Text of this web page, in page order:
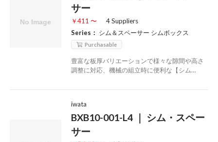
サー
￥411 〜
4 Suppliers
Series： シム＆スペーサー シムボックス
Purchasable
豊富な板厚バリエーションで様々な隙間や高さ
調整に対応、機械の組立時に便利な【シム…
iwata
BXB10-001-L4 ｜ シム・スペー
サー